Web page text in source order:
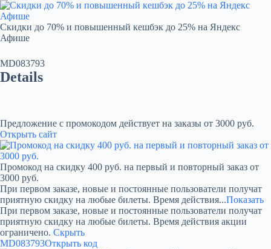
Скидки до 70% и повышенный кешбэк до 25% на Яндекс
Афише
MD083793
Details
Предложение с промокодом действует на заказы от 3000 руб.
Открыть сайт
Промокод на скидку 400 руб. на первый и повторный заказ от
3000 руб.
При первом заказе, новые и постоянные пользователи получат
приятную скидку на любые билеты. Время действия...Показать
При первом заказе, новые и постоянные пользователи получат
приятную скидку на любые билеты. Время действия акции
ограничено. Скрыть
MD083793Открыть код